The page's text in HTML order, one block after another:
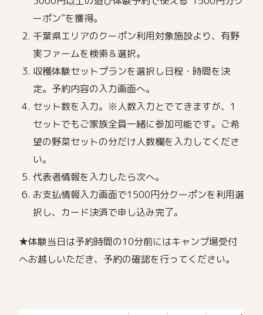
ーポン”を獲得。
千葉県エリアのクーポン利用対象施設より、有野
実ファームを検索＆選択。
収穫体験セットプランを選択し日程・時間を決
定。予約内容の入力画面へ。
セット数を入力。※人数入力とでてきますが、1
セットでもご家族全員一緒に参加可能です。ご希
望の野菜セットの分だけ人数欄を入力してくださ
い。
代表者情報を入力したら次へ。
お支払情報入力画面で1500円分クーポンを利用選
択し、カード決済で申し込み完了。
★体験当日は予約時間の10分前にはキャンプ場受付
へお越しいただき、予約の確認を行ってください。